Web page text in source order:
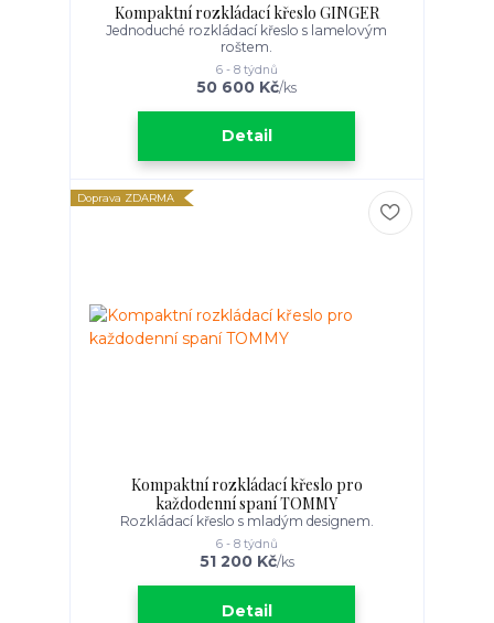
Kompaktní rozkládací křeslo GINGER
Jednoduché rozkládací křeslo s lamelovým
roštem.
50 600 Kč/ks
6 - 8 týdnů
Detail
Doprava ZDARMA
Kompaktní rozkládací křeslo pro
každodenní spaní TOMMY
Rozkládací křeslo s mladým designem.
51 200 Kč/ks
6 - 8 týdnů
Detail